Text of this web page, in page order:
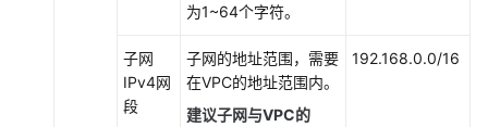
为1~64个字符。
子网
IPv4网
段
子网的地址范围，需要
在VPC的地址范围内。
建议子网与VPC的
192.168.0.0/16